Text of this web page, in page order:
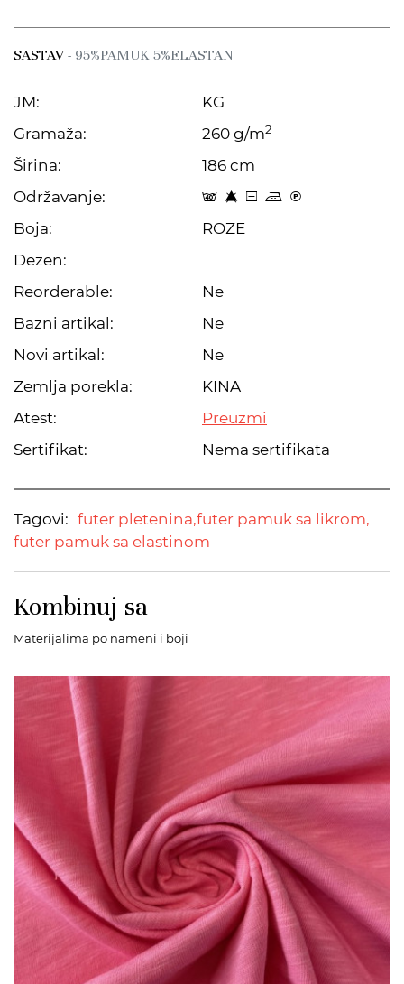
SASTAV- 95%PAMUK 5%ELASTAN
JM:
KG
Gramaža:
260 g/m2
Širina:
186 cm
Održavanje:
t 8 a p C
Boja:
ROZE
Dezen:
Reorderable:
Ne
Bazni artikal:
Ne
Novi artikal:
Ne
Zemlja porekla:
KINA
Atest:
Preuzmi
Sertifikat:
Nema sertifikata
Tagovi: futer pletenina,futer pamuk sa likrom,
futer pamuk sa elastinom
Kombinuj sa
Materijalima po nameni i boji